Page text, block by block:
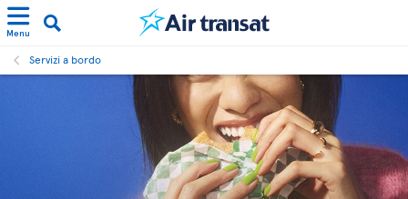
Menu
Servizi a bordo